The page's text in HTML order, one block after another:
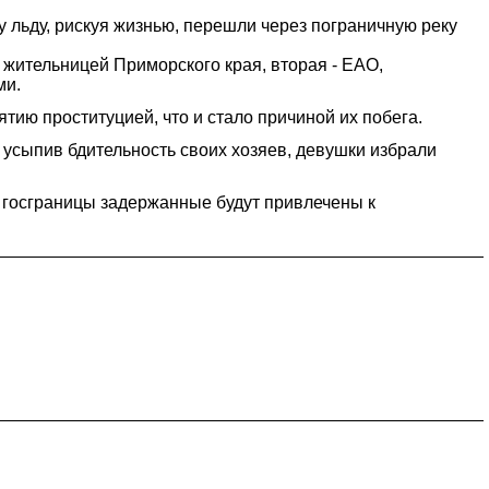
рискуя жизнью, перешли через пограничную реку
Приморского края, вторая - ЕАО,
проституцией, что и стало причиной их побега.
бдительность своих хозяев, девушки избрали
задержанные будут привлечены к